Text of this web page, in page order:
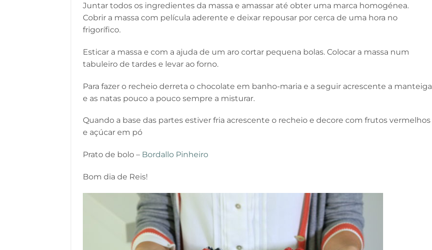
Juntar todos os ingredientes da massa e amassar até obter uma marca homogénea.
Cobrir a massa com película aderente e deixar repousar por cerca de uma hora no
frigorífico.
Esticar a massa e com a ajuda de um aro cortar pequena bolas. Colocar a massa num
tabuleiro de tardes e levar ao forno.
Para fazer o recheio derreta o chocolate em banho-maria e a seguir acrescente a manteiga
e as natas pouco a pouco sempre a misturar.
Quando a base das partes estiver fria acrescente o recheio e decore com frutos vermelhos
e açúcar em pó
Prato de bolo – Bordallo Pinheiro
Bom dia de Reis!